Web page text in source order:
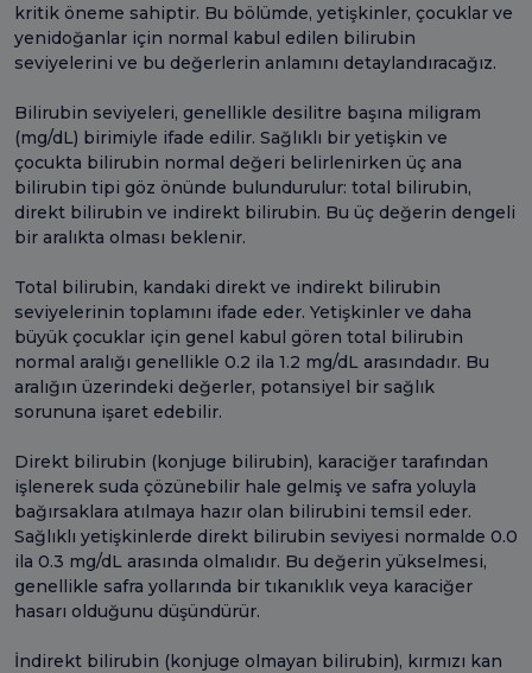
kritik öneme sahiptir. Bu bölümde, yetişkinler, çocuklar ve
yenidoğanlar için normal kabul edilen bilirubin
seviyelerini ve bu değerlerin anlamını detaylandıracağız.
Bilirubin seviyeleri, genellikle desilitre başına miligram
(mg/dL) birimiyle ifade edilir. Sağlıklı bir yetişkin ve
çocukta bilirubin normal değeri belirlenirken üç ana
bilirubin tipi göz önünde bulundurulur: total bilirubin,
direkt bilirubin ve indirekt bilirubin. Bu üç değerin dengeli
bir aralıkta olması beklenir.
Total bilirubin, kandaki direkt ve indirekt bilirubin
seviyelerinin toplamını ifade eder. Yetişkinler ve daha
büyük çocuklar için genel kabul gören total bilirubin
normal aralığı genellikle 0.2 ila 1.2 mg/dL arasındadır. Bu
aralığın üzerindeki değerler, potansiyel bir sağlık
sorununa işaret edebilir.
Direkt bilirubin (konjuge bilirubin), karaciğer tarafından
işlenerek suda çözünebilir hale gelmiş ve safra yoluyla
bağırsaklara atılmaya hazır olan bilirubini temsil eder.
Sağlıklı yetişkinlerde direkt bilirubin seviyesi normalde 0.0
ila 0.3 mg/dL arasında olmalıdır. Bu değerin yükselmesi,
genellikle safra yollarında bir tıkanıklık veya karaciğer
hasarı olduğunu düşündürür.
İndirekt bilirubin (konjuge olmayan bilirubin), kırmızı kan